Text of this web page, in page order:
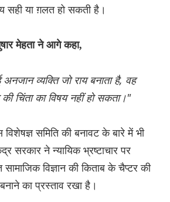
सही या ग़लत हो सकती है।
मेहता ने आगे कहा,
व्यक्ति जो राय बनाता है, वह
की चिंता का विषय नहीं हो सकता।"
समिति की बनावट के बारे में भी
सरकार ने न्यायिक भ्रष्टाचार पर
सामाजिक विज्ञान की किताब के चैप्टर की
का प्रस्ताव रखा है।